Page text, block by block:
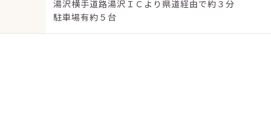
湯沢横手道路湯沢ＩＣより県道経由で約３分
駐車場有約５台